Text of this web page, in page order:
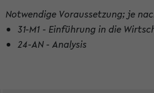
Notwendige Voraussetzung; je
31-M1 - Einführung in die
24-AN - Analysis